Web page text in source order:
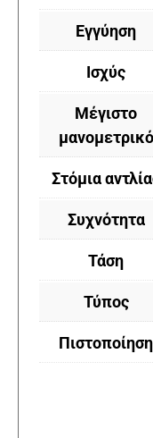
Εγγύηση
Ισχύς
Μέγιστο
μανομετρικό
Στόμια
Συχνότητα
Τάση
Τύπος
Πιστοποίηση